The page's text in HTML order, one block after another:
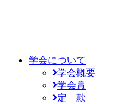
学会について
学会概要
学会賞
定 款